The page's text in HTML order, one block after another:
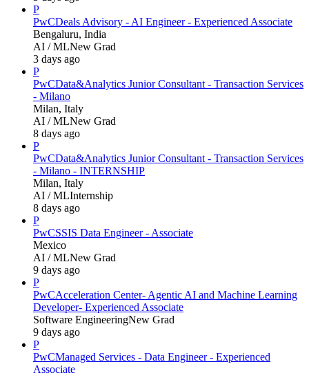
P
PwCDeals Advisory - AI Engineer - Experienced Associate
Bengaluru, India
AI / MLNew Grad
3 days ago
P
PwCData&Analytics Junior Consultant - Transaction Services
- Milano
Milan, Italy
AI / MLNew Grad
8 days ago
P
PwCData&Analytics Junior Consultant - Transaction Services
- Milano - INTERNSHIP
Milan, Italy
AI / MLInternship
8 days ago
P
PwCSSIS Data Engineer - Associate
Mexico
AI / MLNew Grad
9 days ago
P
PwCAcceleration Center- Agentic AI and Machine Learning
Developer- Experienced Associate
Software EngineeringNew Grad
9 days ago
P
PwCManaged Services - Data Engineer - Experienced
Associate